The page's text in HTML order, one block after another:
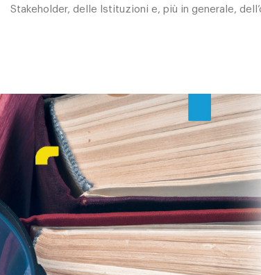
Stakeholder, delle Istituzioni e, più in generale,